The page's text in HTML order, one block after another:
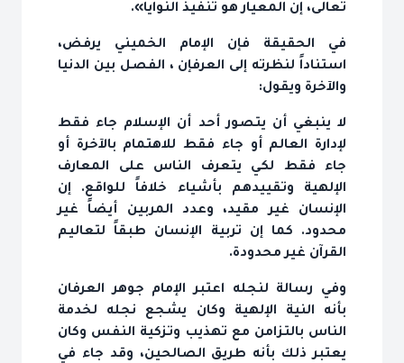
تعالى، إن المعيار هو تنفيذ النوايا».
في الحقيقة فإن الإمام الخميني يرفض،
استناداً لنظرته إلى العرفإن ، الفصل بين الدنيا
والآخرة ويقول:
لا ينبغي أن يتصور أحد أن الإسلام جاء فقط
لإدارة العالم أو جاء فقط للاهتمام بالآخرة أو
جاء فقط لكي يتعرف الناس على المعارف
الإلهية وتقييدهم بأشياء خلافاً للواقع. إن
الإنسان غير مقيد، وعدد المربين أيضاً غير
محدود. كما إن تربية الإنسان طبقاً لتعاليم
القرآن غير محدودة.
وفي رسالة لنجله اعتبر الإمام جوهر العرفان
بأنه النية الإلهية وكان يشجع نجله لخدمة
الناس بالتزامن مع تهذيب وتزكية النفس وكان
يعتبر ذلك بأنه طريق الصالحين، وقد جاء في